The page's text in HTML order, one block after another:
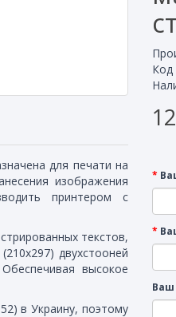
для печати на
изображения
принтером с
текстов,
двухстооней
высокое
в Украину, поэтому
Код
Ваш